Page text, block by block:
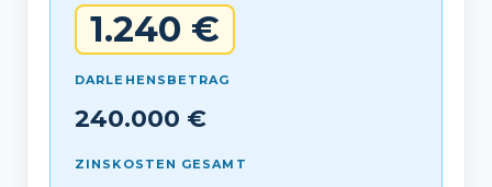
1.240 €
DARLEHENSBETRAG
240.000 €
ZINSKOSTEN GESAMT